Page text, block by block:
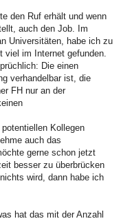
den Ruf erhält und wenn
auch den Job. Im
Universitäten, habe ich zu
viel im Internet gefunden.
Die einen
verhandelbar ist, die
FH nur an der
Kollegen
auch das
gerne schon jetzt
besser zu überbrücken
wird, dann habe ich
hat das mit der Anzahl